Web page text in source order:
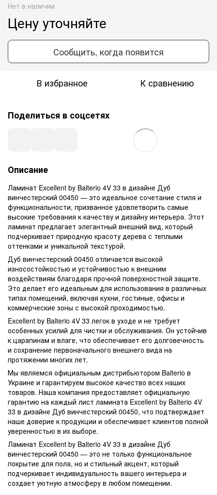
Нет в наличии
Цену уточняйте
Сообщить, когда появится
В избранное К сравнению
Поделиться в соцсетях
Описание
Ламинат Excellent by Balterio 4V 33 в дизайне Дуб
винчестерский 00450 — это идеальное сочетание стиля и
функциональности, призванное удовлетворить самые
высокие требования к качеству и дизайну интерьера. Этот
ламинат предлагает элегантный внешний вид, который
подчеркивает природную красоту дерева с теплыми
оттенками и уникальной текстурой.
Дуб винчестерский 00450 отличается высокой
износостойкостью и устойчивостью к внешним
воздействиям благодаря прочной поверхностной защите.
Это делает его идеальным для использования в различных
типах помещений, включая кухни, гостиные, офисы и
коммерческие зоны с высокой проходимостью.
Excellent by Balterio 4V 33 легок в уходе и не требует
особенных усилий для чистки и обслуживания. Он устойчив
к царапинам и влаге, что обеспечивает его долговечность
и сохранение первоначального внешнего вида на
протяжении многих лет.
Мы являемся официальным дистрибьютором Balterio в
Украине и гарантируем высокое качество всех наших
товаров. Наша компания предоставляет официальную
гарантию на каждый лист ламината Excellent by Balterio 4V
33 в дизайне Дуб винчестерский 00450, что подтверждает
наше доверие к продукции и обеспечивает клиентов полной
уверенностью в их выборе.
Ламинат Excellent by Balterio 4V 33 в дизайне Дуб
винчестерский 00450 — это не только функциональное
покрытие для пола, но и стильный акцент, который
подчеркивает индивидуальность вашего интерьера и
создает уютную атмосферу в любом помещении.